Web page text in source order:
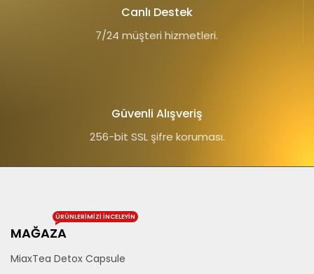
Canlı Destek
7/24 müşteri hizmetleri.
Güvenli Alışveriş
256-bit SSL şifre koruması.
MAĞAZA
ÜRÜNLERIMIZI INCELEYIN
MiaxTea Detox Capsule